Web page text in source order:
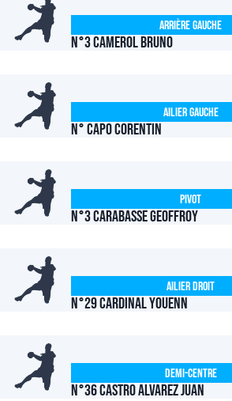
N°3 CAMEROL Bruno
Arrière Gauche
N° CAPO Corentin
Ailier Gauche
N°3 CARABASSE Geoffroy
Pivot
N°29 CARDINAL Youenn
Ailier Droit
N°36 CASTRO ALVAREZ Juan
Demi-centre